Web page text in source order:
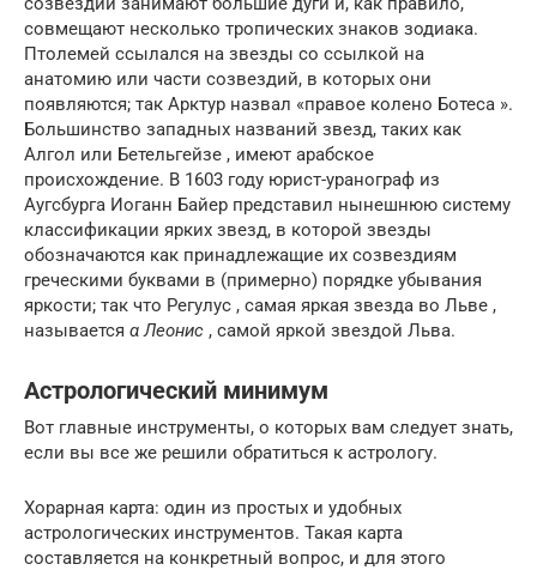
совмещают несколько тропических знаков зодиака.
Птолемей ссылался на звезды со ссылкой на
анатомию или части созвездий, в которых они
появляются; так Арктур назвал «правое колено Ботеса ».
Большинство западных названий звезд, таких как
Алгол или Бетельгейзе , имеют арабское
происхождение. В 1603 году юрист-уранограф из
Аугсбурга Иоганн Байер представил нынешнюю систему
классификации ярких звезд, в которой звезды
обозначаются как принадлежащие их созвездиям
греческими буквами в (примерно) порядке убывания
яркости; так что Регулус , самая яркая звезда во Льве ,
называется α Леонис , самой яркой звездой Льва.
Астрологический минимум
Вот главные инструменты, о которых вам следует знать,
если вы все же решили обратиться к астрологу.
Хорарная карта: один из простых и удобных
астрологических инструментов. Такая карта
составляется на конкретный вопрос, и для этого